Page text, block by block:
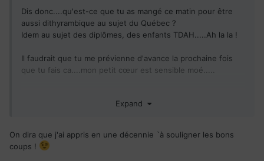
Dis donc....qu'est-ce que tu as mangé ce matin pour être
aussi dithyrambique au sujet du Québec ?
Idem au sujet des diplômes, des enfants TDAH.....Ah la la !
Il faudrait que tu me prévienne d'avance la prochaine fois
que tu fais ca....mon petit cœur est sensible moé.....
Québec...on dirait un séparatiste qui parle.
Expand
On dira que j'ai appris en une décennie `à souligner les bons
coups !